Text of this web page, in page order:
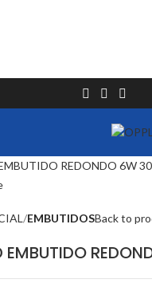
EMBUTIDOSBack to
EMBUTIDO